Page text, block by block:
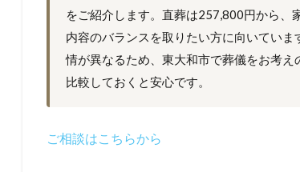
をご紹介します。直葬は257,800円から、
内容のバランスを取りたい方に向いてい
情が異なるため、東大和市で葬儀をお考
比較しておくと安心です。
ご相談はこちらから